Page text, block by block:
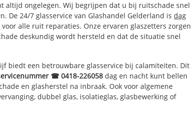
altijd ongelegen. Wij begrijpen dat u bij ruitschade snel
De 24/7 glasservice van Glashandel Gelderland isdag
voor alle ruit reparaties. Onze ervaren glaszetters zorgen
deskundig wordt hersteld en dat de situatie snel
biedt een betrouwbare glasservice bij calamiteiten. Dit
☎ 0418-226058 dag en nacht kunt bellen
en glasherstel na inbraak. Ook voor algemene
dubbel glas, isolatieglas, glasbewerking of